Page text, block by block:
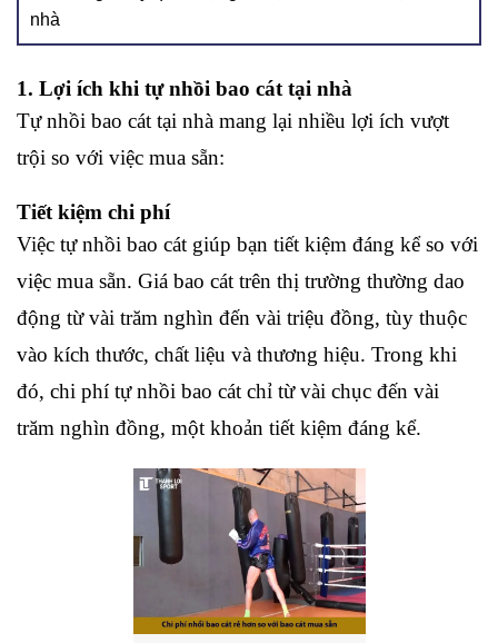
nhà
1. Lợi ích khi tự nhồi bao cát tại nhà
Tự nhồi bao cát tại nhà mang lại nhiều lợi ích vượt
trội so với việc mua sẵn:
Tiết kiệm chi phí
Việc tự nhồi bao cát giúp bạn tiết kiệm đáng kể so với
việc mua sẵn. Giá bao cát trên thị trường thường dao
động từ vài trăm nghìn đến vài triệu đồng, tùy thuộc
vào kích thước, chất liệu và thương hiệu. Trong khi
đó, chi phí tự nhồi bao cát chỉ từ vài chục đến vài
trăm nghìn đồng, một khoản tiết kiệm đáng kể.